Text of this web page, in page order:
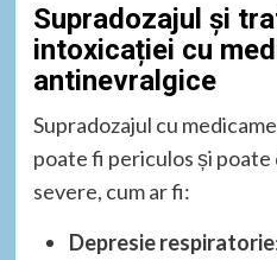
Supradozajul și
intoxicației cu
antinevralgice
Supradozajul cu
poate fi periculos și
severe, cum ar fi:
Depresie respiratorie